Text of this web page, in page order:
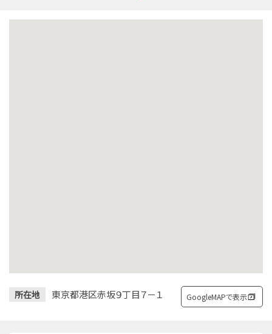
所在地 東京都港区赤坂９丁目７－１ GoogleMAPで表示